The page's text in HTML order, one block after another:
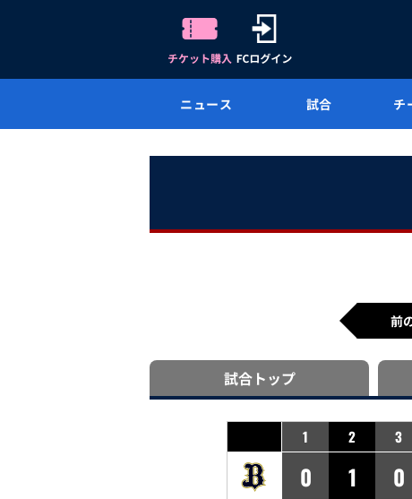
ニュース 試合 チ
前
試合トップ
1 2 3
0 1 0